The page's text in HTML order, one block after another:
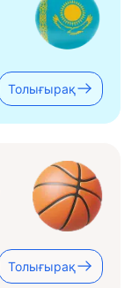
Толығырақ
Толығырақ